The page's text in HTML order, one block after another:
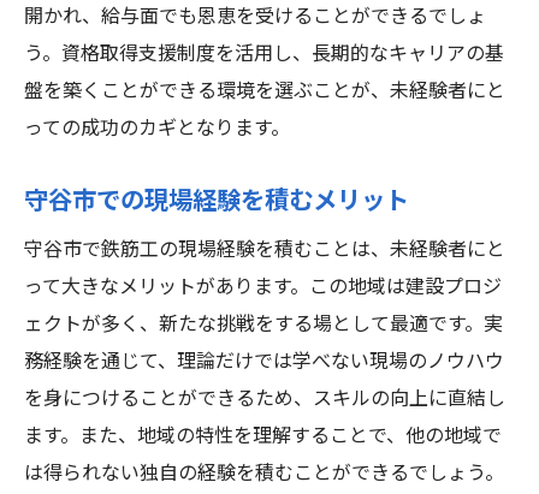
開かれ、給与面でも恩恵を受けることができるでしょ
う。資格取得支援制度を活用し、長期的なキャリアの基
盤を築くことができる環境を選ぶことが、未経験者にと
っての成功のカギとなります。
守谷市での現場経験を積むメリット
守谷市で鉄筋工の現場経験を積むことは、未経験者にと
って大きなメリットがあります。この地域は建設プロジ
ェクトが多く、新たな挑戦をする場として最適です。実
務経験を通じて、理論だけでは学べない現場のノウハウ
を身につけることができるため、スキルの向上に直結し
ます。また、地域の特性を理解することで、他の地域で
は得られない独自の経験を積むことができるでしょう。